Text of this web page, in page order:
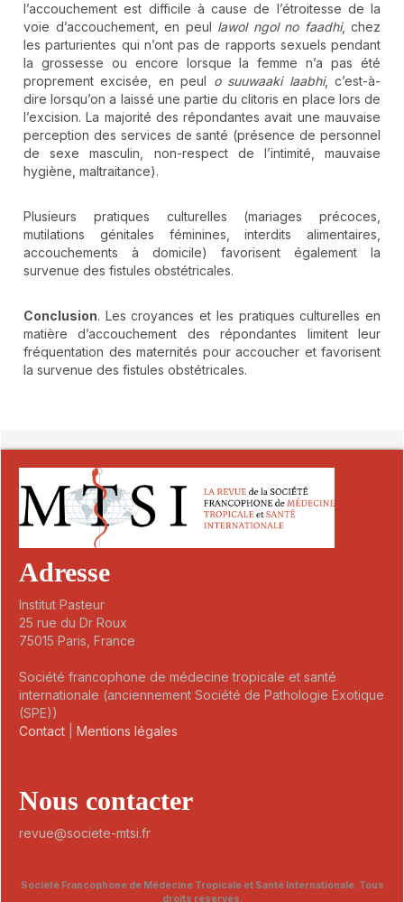
l’accouchement est difficile à cause de l’étroitesse de la
voie d’accouchement, en peul lawol ngol no faadhi, chez
les parturientes qui n’ont pas de rapports sexuels pendant
la grossesse ou encore lorsque la femme n’a pas été
proprement excisée, en peul o suuwaaki laabhi, c’est-à-
dire lorsqu’on a laissé une partie du clitoris en place lors de
l’excision. La majorité des répondantes avait une mauvaise
perception des services de santé (présence de personnel
de sexe masculin, non-respect de l’intimité, mauvaise
hygiène, maltraitance).
Plusieurs pratiques culturelles (mariages précoces,
mutilations génitales féminines, interdits alimentaires,
accouchements à domicile) favorisent également la
survenue des fistules obstétricales.
Conclusion. Les croyances et les pratiques culturelles en
matière d’accouchement des répondantes limitent leur
fréquentation des maternités pour accoucher et favorisent
la survenue des fistules obstétricales.
Adresse
Institut Pasteur
25 rue du Dr Roux
75015 Paris, France
Société francophone de médecine tropicale et santé
internationale (anciennement Société de Pathologie Exotique
(SPE))
Contact
Mentions légales
Nous contacter
revue@societe-mtsi.fr
Société Francophone de Médecine Tropicale et Santé Internationale. Tous
droits réservés.